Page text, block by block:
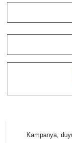
Kampanya,